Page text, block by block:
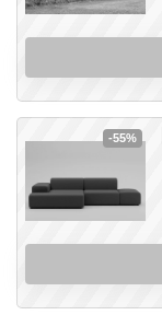
-55%